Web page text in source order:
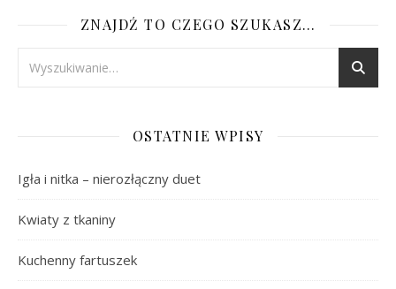
ZNAJDŹ TO CZEGO SZUKASZ…
OSTATNIE WPISY
Igła i nitka – nierozłączny duet
Kwiaty z tkaniny
Kuchenny fartuszek